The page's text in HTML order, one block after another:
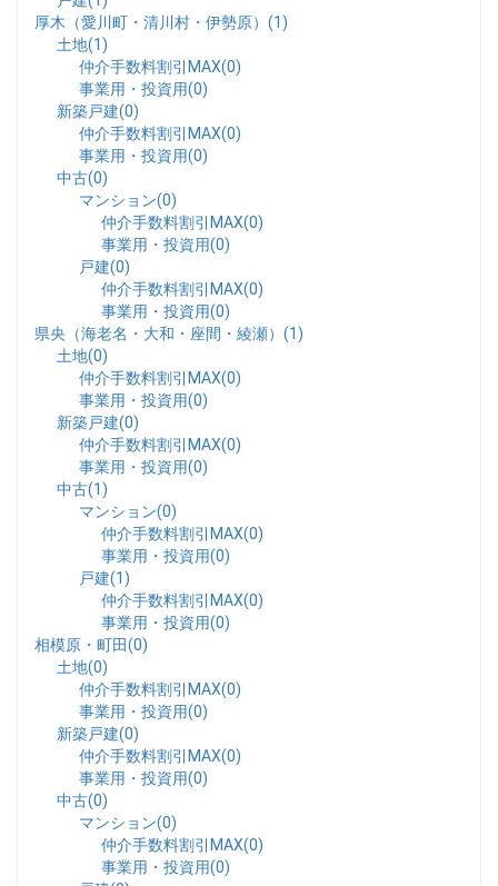
厚木（愛川町・清川村・伊勢原）(1)
土地(1)
仲介手数料割引MAX(0)
事業用・投資用(0)
新築戸建(0)
仲介手数料割引MAX(0)
事業用・投資用(0)
中古(0)
マンション(0)
仲介手数料割引MAX(0)
事業用・投資用(0)
戸建(0)
仲介手数料割引MAX(0)
事業用・投資用(0)
県央（海老名・大和・座間・綾瀬）(1)
土地(0)
仲介手数料割引MAX(0)
事業用・投資用(0)
新築戸建(0)
仲介手数料割引MAX(0)
事業用・投資用(0)
中古(1)
マンション(0)
仲介手数料割引MAX(0)
事業用・投資用(0)
戸建(1)
仲介手数料割引MAX(0)
事業用・投資用(0)
相模原・町田(0)
土地(0)
仲介手数料割引MAX(0)
事業用・投資用(0)
新築戸建(0)
仲介手数料割引MAX(0)
事業用・投資用(0)
中古(0)
マンション(0)
仲介手数料割引MAX(0)
事業用・投資用(0)